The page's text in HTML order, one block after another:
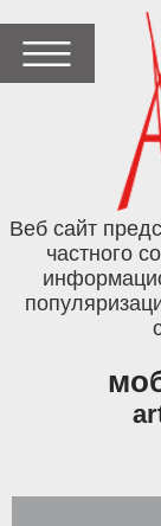
Веб сайт
частного